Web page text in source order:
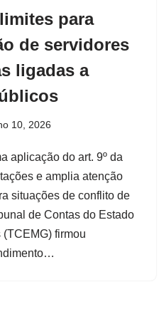
para
de servidores
ligadas a
10, 2026
aplicação do art. 9º da
e amplia atenção
situações de conflito de
de Contas do Estado
firmou